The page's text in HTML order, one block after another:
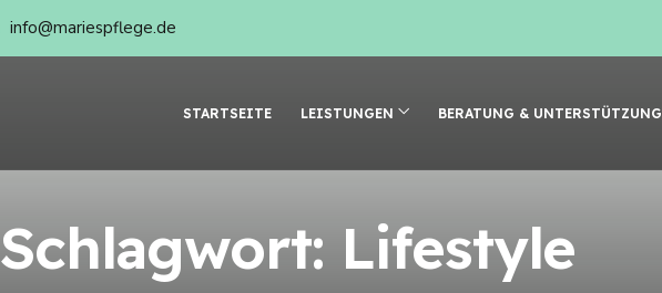
info@mariespflege.de
STARTSEITE LEISTUNGEN BERATUNG & UNTERSTÜTZUNG
Schlagwort: Lifestyle